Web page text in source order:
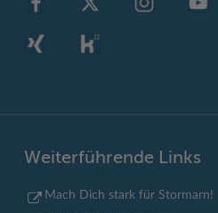
Weiterführende Links
Mach Dich stark für Stormarn!